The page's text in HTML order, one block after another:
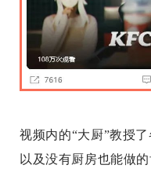
视频内的“大厨”教授
以及没有厨房也能做